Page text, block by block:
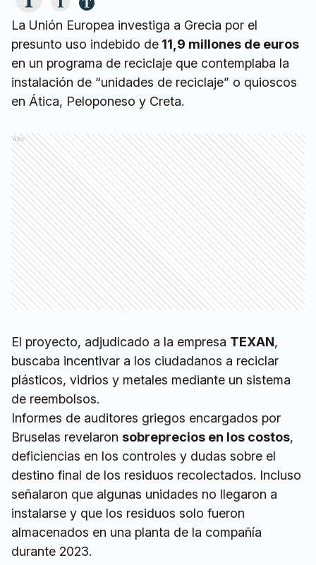
La Unión Europea investiga a Grecia por el
presunto uso indebido de 11,9 millones de euros
en un programa de reciclaje que contemplaba la
instalación de “unidades de reciclaje” o quioscos
en Ática, Peloponeso y Creta.
Ads
El proyecto, adjudicado a la empresa TEXAN,
buscaba incentivar a los ciudadanos a reciclar
plásticos, vidrios y metales mediante un sistema
de reembolsos.
Informes de auditores griegos encargados por
Bruselas revelaron sobreprecios en los costos,
deficiencias en los controles y dudas sobre el
destino final de los residuos recolectados. Incluso
señalaron que algunas unidades no llegaron a
instalarse y que los residuos solo fueron
almacenados en una planta de la compañía
durante 2023.